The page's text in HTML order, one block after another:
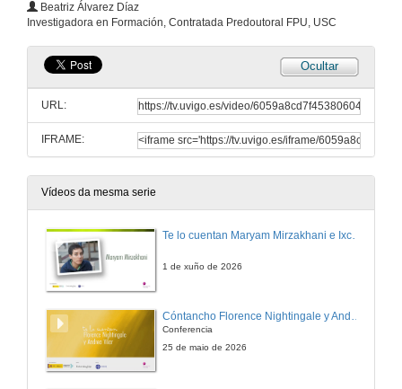
Beatriz Álvarez Díaz
Investigadora en Formación, Contratada Predoutoral FPU, USC
Ocultar
URL:
IFRAME:
Vídeos da mesma serie
Te lo cuentan Maryam Mirzakhani e Ixchel D. Gutiérrez
1 de xuño de 2026
Conferencia
25 de maio de 2026